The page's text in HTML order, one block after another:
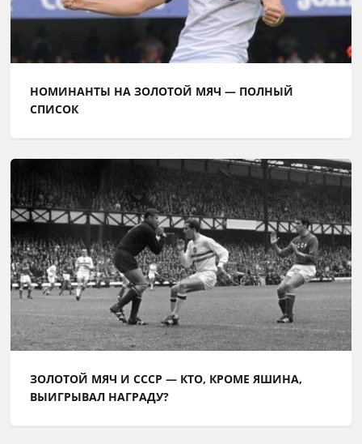
НОМИНАНТЫ НА ЗОЛОТОЙ МЯЧ — ПОЛНЫЙ
СПИСОК
ЗОЛОТОЙ МЯЧ И СССР — КТО, КРОМЕ ЯШИНА,
ВЫИГРЫВАЛ НАГРАДУ?